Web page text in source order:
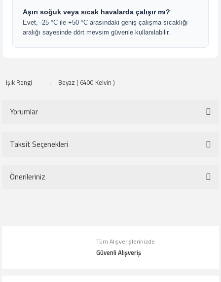
Aşırı soğuk veya sıcak havalarda çalışır mı?
Evet, -25 °C ile +50 °C arasındaki geniş çalışma sıcaklığı
aralığı sayesinde dört mevsim güvenle kullanılabilir.
Işık Rengi : Beyaz ( 6400 Kelvin )
Yorumlar
Taksit Seçenekleri
Önerileriniz
Görüş ve önerileriniz için teşekkür ederiz.Tüm Alışverişlerinizde
Güvenli Alışveriş